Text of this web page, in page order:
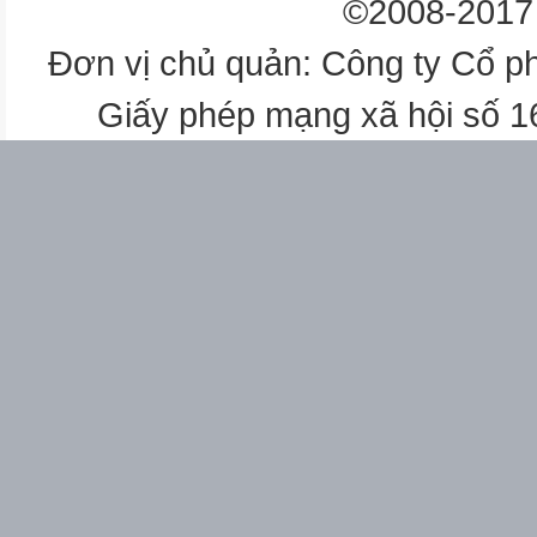
=
30
30 + 10
=
©2008-
Đơn vị chủ quản: Công ty Cổ
Giấy phép mạng xã hội số